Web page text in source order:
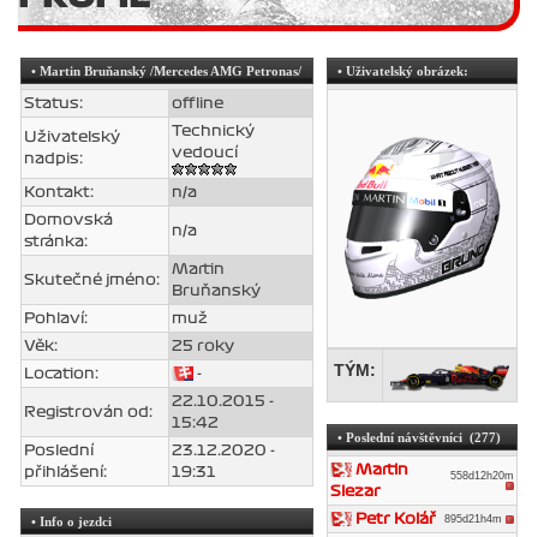
• Martin Bruňanský /Mercedes AMG Petronas/
Status: offline
Uživatelský
nadpis:
Technický
vedoucí
Kontakt:
n/a
Domovská
stránka:
n/a
Skutečné jméno:
Martin
Bruňanský
Pohlaví:
muž
Věk:
25 roky
Location:
-
Registrován od:
22.10.2015 -
15:42
Poslední
přihlášení:
23.12.2020 -
19:31
• Info o jezdci
• Uživatelský obrázek:
TÝM:
• Poslední návštěvníci (277)
Martin
Slezar
558d12h20m
Petr Kolář 895d21h4m